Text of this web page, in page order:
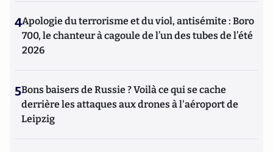
4Apologie du terrorisme et du viol, antisémite : Boro
700, le chanteur à cagoule de l’un des tubes de l’été
2026
5Bons baisers de Russie ? Voilà ce qui se cache
derrière les attaques aux drones à l'aéroport de
Leipzig